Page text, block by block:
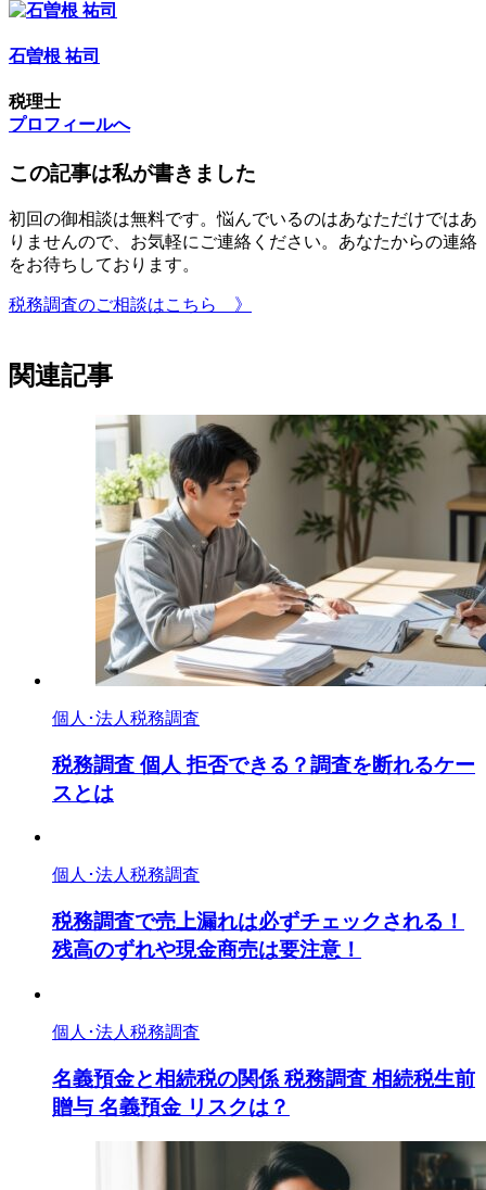
石曽根 祐司
税理士
プロフィールへ
この記事は私が書きました
初回の御相談は無料です。悩んでいるのはあなただけではあ
りませんので、お気軽にご連絡ください。あなたからの連絡
をお待ちしております。
税務調査のご相談はこちら 》
関連記事
個人･法人税務調査
税務調査 個人 拒否できる？調査を断れるケー
スとは
個人･法人税務調査
税務調査で売上漏れは必ずチェックされる！
残高のずれや現金商売は要注意！
個人･法人税務調査
名義預金と相続税の関係 税務調査 相続税生前
贈与 名義預金 リスクは？